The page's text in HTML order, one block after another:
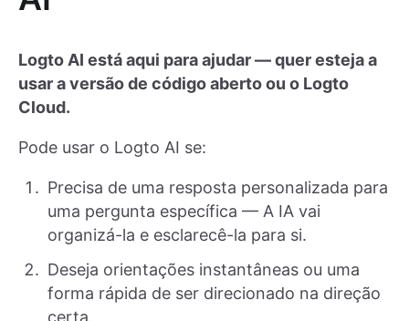
Logto AI está aqui para ajudar — quer esteja a
usar a versão de código aberto ou o Logto
Cloud.
Pode usar o Logto AI se:
Precisa de uma resposta personalizada para
uma pergunta específica — A IA vai
organizá-la e esclarecê-la para si.
Deseja orientações instantâneas ou uma
forma rápida de ser direcionado na direção